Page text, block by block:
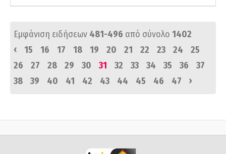
Εμφάνιση ειδήσεων 481-496 από σύνολο 1402
‹
15 16 17 18 19 20 21 22 23 24
25
26
27 28 29 30 31 32 33 34 35 36
37
38
39 40 41 42 43 44 45 46 47 ›